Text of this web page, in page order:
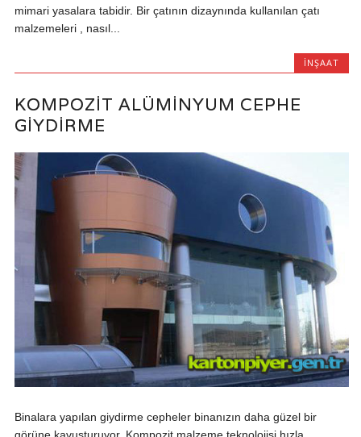
mimari yasalara tabidir. Bir çatının dizaynında kullanılan çatı
malzemeleri , nasıl...
İNŞAAT
KOMPOZIT ALÜMINYUM CEPHE
GIYDIRME
Binalara yapılan giydirme cepheler binanızın daha güzel bir
görüne kavuşturuyor. Kompozit malzeme teknolojisi hızla